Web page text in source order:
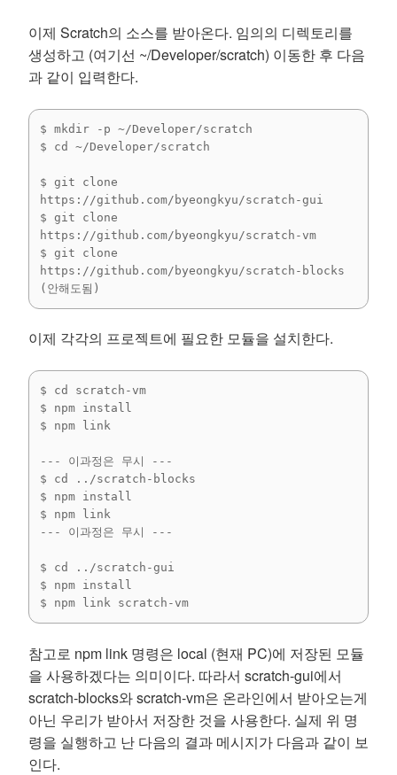
이제 Scratch의 소스를 받아온다. 임의의 디렉토리를
생성하고 (여기선 ~/Developer/scratch) 이동한 후 다음
과 같이 입력한다.
$ mkdir -p ~/Developer/scratch
$ cd ~/Developer/scratch
$ git clone
https://github.com/byeongkyu/scratch-gui
$ git clone
https://github.com/byeongkyu/scratch-vm
$ git clone
https://github.com/byeongkyu/scratch-blocks
(안해도됨)
이제 각각의 프로젝트에 필요한 모듈을 설치한다.
$ cd scratch-vm
$ npm install
$ npm link
--- 이과정은 무시 ---
$ cd ../scratch-blocks
$ npm install
$ npm link
--- 이과정은 무시 ---
$ cd ../scratch-gui
$ npm install
$ npm link scratch-vm
참고로 npm link 명령은 local (현재 PC)에 저장된 모듈
을 사용하겠다는 의미이다. 따라서 scratch-gui에서
scratch-blocks와 scratch-vm은 온라인에서 받아오는게
아닌 우리가 받아서 저장한 것을 사용한다. 실제 위 명
령을 실행하고 난 다음의 결과 메시지가 다음과 같이 보
인다.